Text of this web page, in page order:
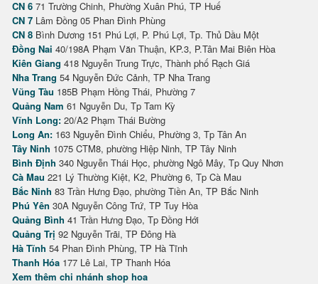
CN 6 71 Trường Chinh, Phường Xuân Phú, TP Huế
CN 7 Lâm Đồng 05 Phan Đình Phùng
CN 8 Bình Dương 151 Phú Lợi, P. Phú Lợi, Tp. Thủ Dầu Một
Đồng Nai 40/198A Phạm Văn Thuận, KP.3, P.Tân Mai Biên Hòa
Kiên Giang 418 Nguyễn Trung Trực, Thành phố Rạch Giá
Nha Trang 54 Nguyễn Đức Cảnh, TP Nha Trang
Vũng Tàu 185B Phạm Hồng Thái, Phường 7
Quảng Nam 61 Nguyễn Du, Tp Tam Kỳ
Vĩnh Long: 20/A2 Phạm Thái Bường
Long An: 163 Nguyễn Đình Chiểu, Phường 3, Tp Tân An
Tây Ninh 1075 CTM8, phường Hiệp Ninh, TP Tây Ninh
Bình Định 340 Nguyễn Thái Học, phường Ngô Mây, Tp Quy Nhơn
Cà Mau 221 Lý Thường Kiệt, K2, Phường 6, Tp Cà Mau
Bắc Ninh 83 Trần Hưng Đạo, phường Tiền An, TP Bắc Ninh
Phú Yên 30A Nguyễn Công Trứ, TP Tuy Hòa
Quảng Bình 41 Trần Hưng Đạo, Tp Đồng Hới
Quảng Trị 92 Nguyễn Trãi, TP Đông Hà
Hà Tĩnh 54 Phan Đình Phùng, TP Hà Tĩnh
Thanh Hóa 177 Lê Lai, TP Thanh Hóa
Xem thêm chi nhánh shop hoa